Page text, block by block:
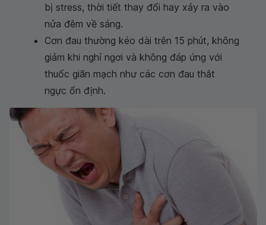
bị stress, thời tiết thay đổi hay xảy ra vào
nửa đêm về sáng.
Cơn đau thường kéo dài trên 15 phút, không
giảm khi nghỉ ngơi và không đáp ứng với
thuốc giãn mạch như các cơn đau thắt
ngực ổn định.